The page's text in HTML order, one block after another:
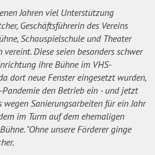
Jahren viel Unterstützung
Geschäftsführerin des Vereins
Schauspielschule und Theater
Diese seien besonders schwer
ihre Bühne im VHS-
dort neue Fenster eingesetzt wurden,
den Betrieb ein - und jetzt
wegen Sanierungsarbeiten für ein Jahr
im Turm auf dem ehemaligen
"Ohne unsere Förderer ginge